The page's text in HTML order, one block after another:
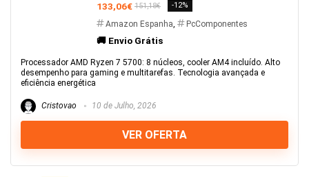
133,06€ 151,18€ -12%
Amazon Espanha, PcComponentes
🚚 Envio Grátis
Processador AMD Ryzen 7 5700: 8 núcleos, cooler AM4 incluído. Alto
desempenho para gaming e multitarefas. Tecnologia avançada e
eficiência energética
Cristovao 10 de Julho, 2026
VER OFERTA